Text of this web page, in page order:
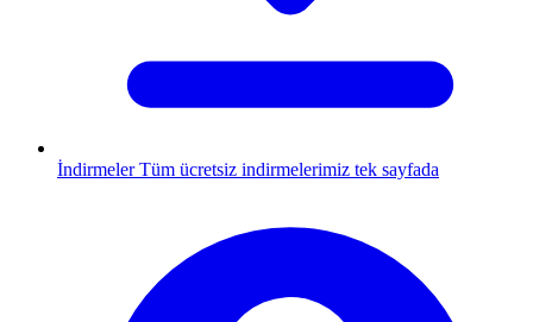
İndirmeler Tüm ücretsiz indirmelerimiz tek sayfada